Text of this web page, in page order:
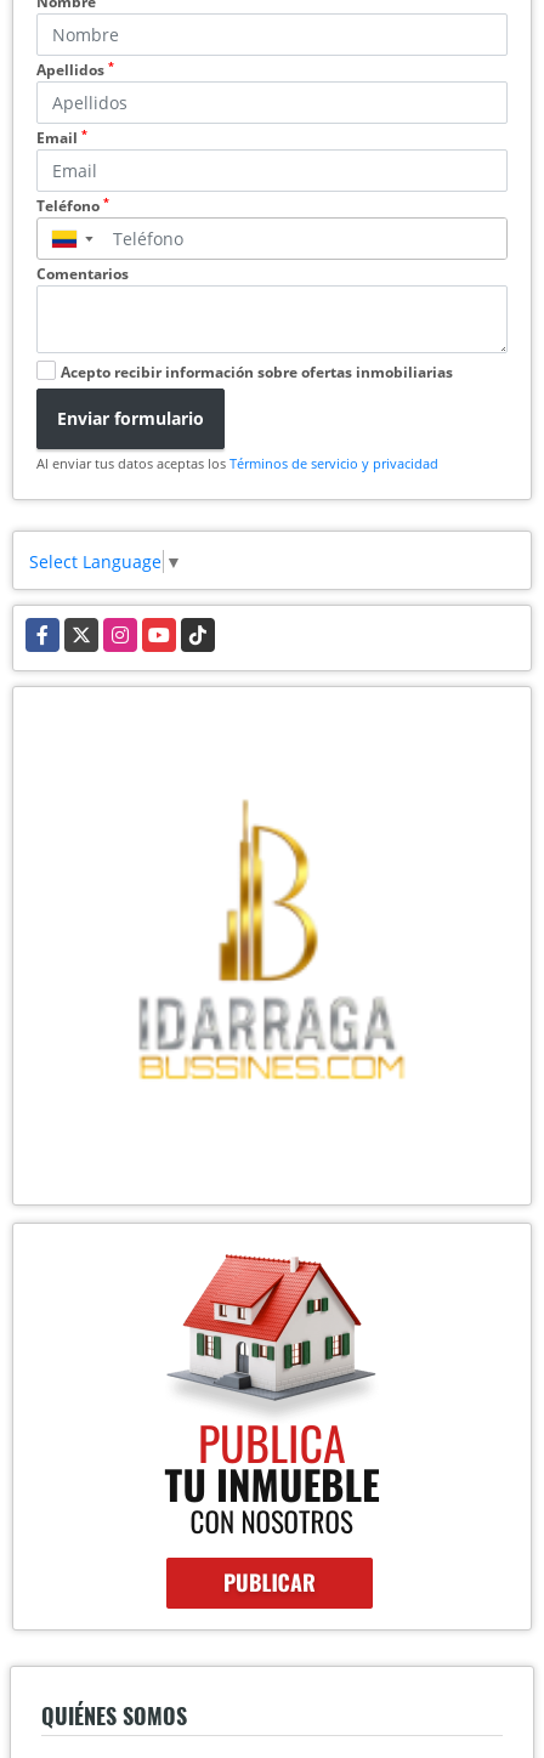
Apellidos *
Email *
Teléfono *
▼
Comentarios
Acepto recibir información sobre ofertas inmobiliarias
Enviar formulario
Al enviar tus datos aceptas los Términos de servicio y privacidad
Select Language ▼
Facebook
X InstagramYouTubeTikTok
QUIÉNES SOMOS